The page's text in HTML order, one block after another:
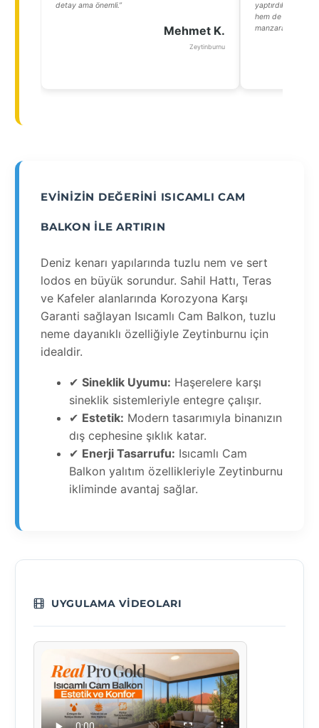
detay ama önemli.”
Mehmet K.
Zeytinburnu
yaptırdıktan
hem de balkonu
manzarası
EVINIZIN DEĞERINI ISICAMLI CAM
BALKON ILE ARTIRIN
Deniz kenarı yapılarında tuzlu nem ve sert
lodos en büyük sorundur. Sahil Hattı, Teras
ve Kafeler alanlarında Korozyona Karşı
Garanti sağlayan Isıcamlı Cam Balkon, tuzlu
neme dayanıklı özelliğiyle Zeytinburnu için
idealdir.
✔ Sineklik Uyumu: Haşerelere karşı
sineklik sistemleriyle entegre çalışır.
✔ Estetik: Modern tasarımıyla binanızın
dış cephesine şıklık katar.
✔ Enerji Tasarrufu: Isıcamlı Cam
Balkon yalıtım özellikleriyle Zeytinburnu
ikliminde avantaj sağlar.
UYGULAMA VIDEOLARI